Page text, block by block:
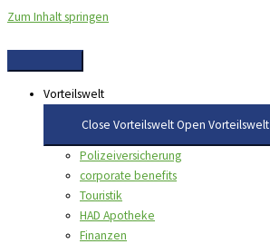
Zum Inhalt springen
Vorteilswelt
Close VorteilsweltOpen Vorteilswelt
Polizeiversicherung
corporate benefits
Touristik
HAD Apotheke
Finanzen